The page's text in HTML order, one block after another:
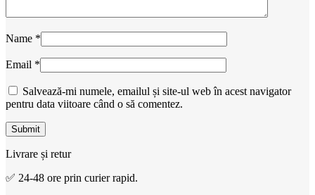
Name *
Email *
Salvează-mi numele, emailul și site-ul web în acest navigator
pentru data viitoare când o să comentez.
Livrare și retur
✅ 24-48 ore prin curier rapid.